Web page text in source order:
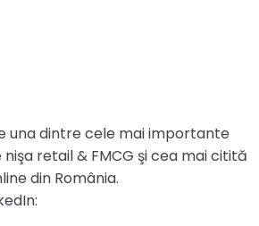
una dintre cele mai importante
nişa retail & FMCG şi cea mai citită
din România.